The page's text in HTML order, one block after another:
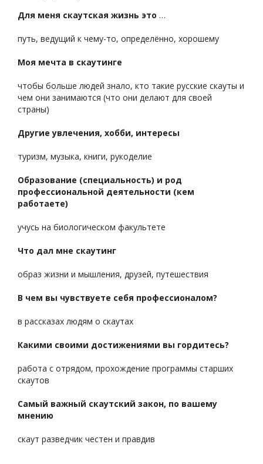
Для меня скаутская жизнь это …
путь, ведущий к чему-то, определённо, хорошему
Моя мечта в скаутинге
чтобы больше людей знало, кто такие русские скауты и
чем они занимаются (что они делают для своей
страны)
Другие увлечения, хобби, интересы
туризм, музыка, книги, рукоделие
Образование (специальность) и род
профессиональной деятельности (кем
работаете)
учусь на биологическом факультете
Что дал мне скаутинг
образ жизни и мышления, друзей, путешествия
В чем вы чувствуете себя профессионалом?
в рассказах людям о скаутах
Какими своими достижениями вы гордитесь?
работа с отрядом, прохождение программы старших
скаутов
Самый важный скаутский закон, по вашему
мнению
скаут разведчик честен и правдив